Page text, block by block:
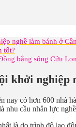
nghề làm bánh ở
tốt?
bằng sông Cửu
khởi nghiệp
nay có hơn 600 nhà
nhu cầu nhân lực
là do trình độ lao